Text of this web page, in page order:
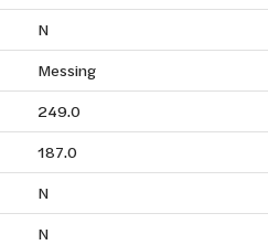
N
Messing
249.0
187.0
N
N